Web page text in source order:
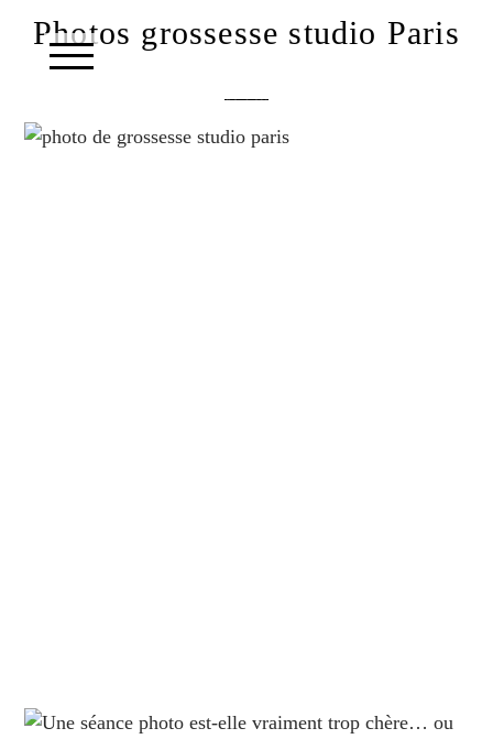
Photos grossesse studio Paris
text layer